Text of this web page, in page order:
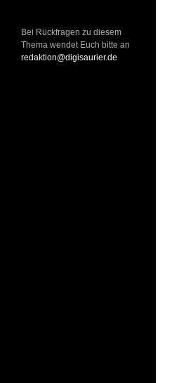
Bei Rückfragen zu diesem
Thema wendet Euch bitte an
redaktion@digisaurier.de